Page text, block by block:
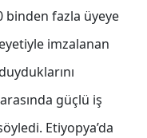
binden fazla üyeye
imzalanan
güçlü iş
Etiyopya’da